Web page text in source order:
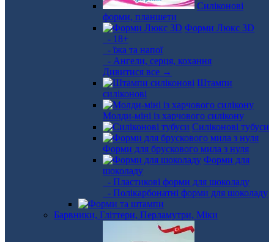
Силіконові
форми, планшети
Форми Люкс 3D
- 18+
- їжа та напої
- Ангели, серця, кохання
Дивитися все →
Штампи
силіконові
Молди-міні із харчового силікону
Силіконові тубуси
Форми для брускового мила з нуля
Форми для
шоколаду
- Пластикові форми для шоколаду
- Полікарбонатні форми для шоколаду
Барвники, Гліттери, Перламутри, Міки